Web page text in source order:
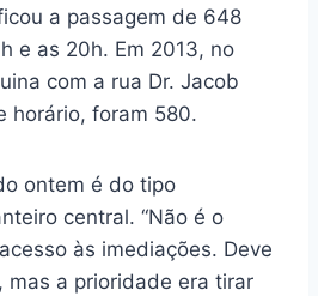
a passagem de 648
e as 20h. Em 2013, no
com a rua Dr. Jacob
horário, foram 580.
ontem é do tipo
central. “Não é o
às imediações. Deve
mas a prioridade era tirar